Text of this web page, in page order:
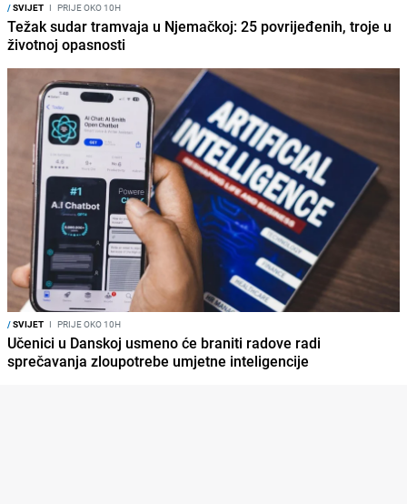
/SVIJET I PRIJE OKO 10H
Težak sudar tramvaja u Njemačkoj: 25 povrijeđenih, troje u
životnoj opasnosti
/SVIJET I PRIJE OKO 10H
Učenici u Danskoj usmeno će braniti radove radi
sprečavanja zloupotrebe umjetne inteligencije